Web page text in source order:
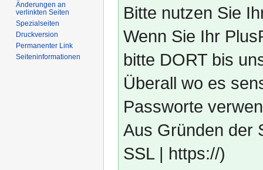
Bitte nutzen Sie
Wenn Sie Ihr
bitte DORT bis
Überall wo es
Passworte
Aus Gründen der
SSL | https://)
Änderungen an
verlinkten Seiten
Spezialseiten
Druckversion
Permanenter Link
Seiten­­informationen